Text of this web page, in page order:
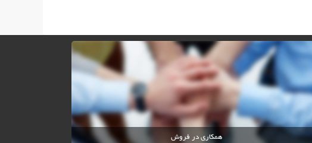
همکاری در فروش